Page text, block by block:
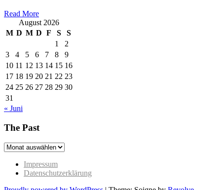
Read More
August 2026
M D M D F S
S
1
2
3
4 5 6 7 8
9
10 11 12 13 14 15 16
17 18 19 20 21 22 23
24 25 26 27 28 29 30
31
« Juni
The Past
The
Impressum
Datenschutzerklärung